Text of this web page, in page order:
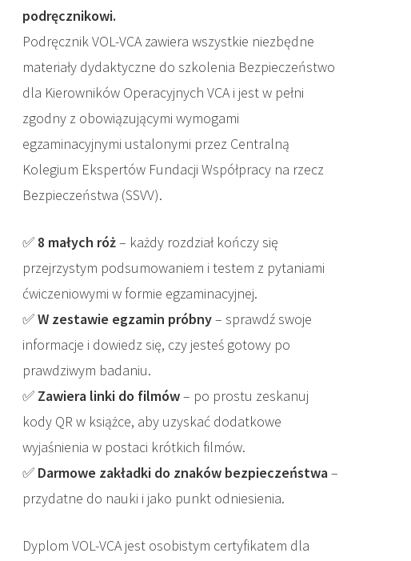
podręcznikowi.
Podręcznik VOL-VCA zawiera wszystkie niezbędne
materiały dydaktyczne do szkolenia Bezpieczeństwo
dla Kierowników Operacyjnych VCA i jest w pełni
zgodny z obowiązującymi wymogami
egzaminacyjnymi ustalonymi przez Centralną
Kolegium Ekspertów Fundacji Współpracy na rzecz
Bezpieczeństwa (SSVV).
✅ 8 małych róż– każdy rozdział kończy się
przejrzystym podsumowaniem i testem z pytaniami
ćwiczeniowymi w formie egzaminacyjnej.
✅W zestawie egzamin próbny– sprawdź swoje
informacje i dowiedz się, czy jesteś gotowy po
prawdziwym badaniu.
✅ Zawiera linki do filmów– po prostu zeskanuj
kody QR w książce, aby uzyskać dodatkowe
wyjaśnienia w postaci krótkich filmów.
✅ Darmowe zakładki do znaków bezpieczeństwa–
przydatne do nauki i jako punkt odniesienia.
Dyplom VOL-VCA jest osobistym certyfikatem dla